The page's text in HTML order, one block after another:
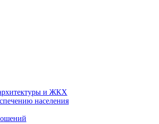
архитектуры и ЖКХ
населения